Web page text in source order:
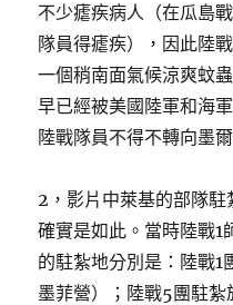
不少瘧疾病人（在瓜島
隊員得瘧疾），因此陸
一個稍南面氣候涼爽蚊
早已經被美國陸軍和海
陸戰隊員不得不轉向墨爾
2，影片中萊基的部隊
確實是如此。當時陸戰1
的駐紮地分別是：陸戰1
墨菲營）；陸戰5團駐紮